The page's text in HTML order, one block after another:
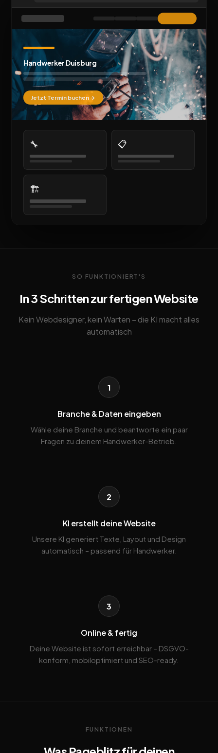
Handwerker Duisburg
Jetzt Termin buchen →
🔧 📋
🏗️
SO FUNKTIONIERT'S
In 3 Schritten zur fertigen Website
Kein Webdesigner, kein Warten – die KI macht alles
automatisch
1
Branche & Daten eingeben
Wähle deine Branche und beantworte ein paar
Fragen zu deinem Handwerker-Betrieb.
2
KI erstellt deine Website
Unsere KI generiert Texte, Layout und Design
automatisch – passend für Handwerker.
3
Online & fertig
Deine Website ist sofort erreichbar – DSGVO-
konform, mobiloptimiert und SEO-ready.
FUNKTIONEN